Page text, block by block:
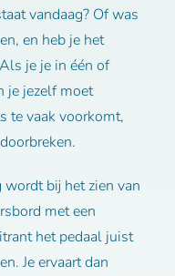
vandaag? Of was
en heb je het
je je in één of
je jezelf moet
te vaak voorkomt,
bij het zien van
met een
het pedaal juist
Je ervaart dan